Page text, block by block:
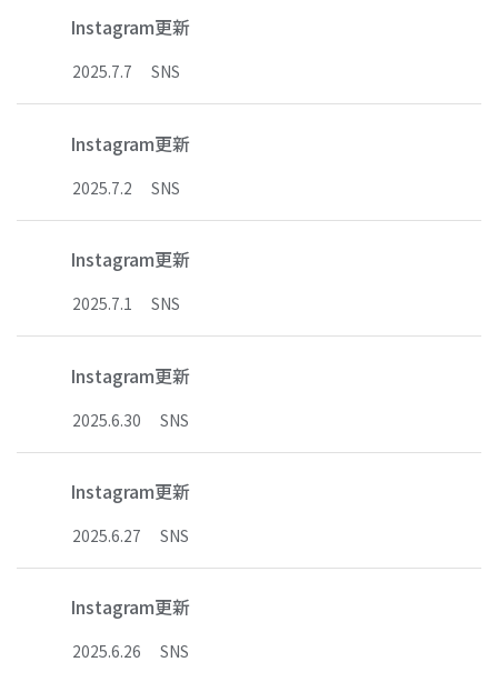
Instagram更新
2025.7.7 SNS
Instagram更新
2025.7.2 SNS
Instagram更新
2025.7.1 SNS
Instagram更新
2025.6.30 SNS
Instagram更新
2025.6.27 SNS
Instagram更新
2025.6.26 SNS